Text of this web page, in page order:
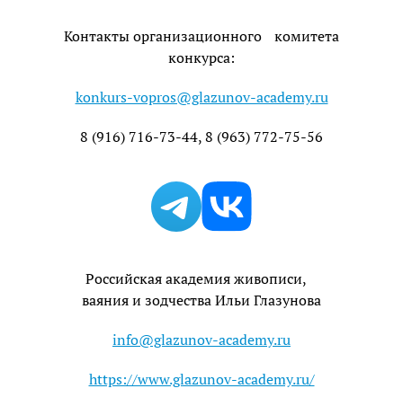
Контакты организационного комитета
конкурса:
konkurs-vopros@glazunov-academy.ru
8 (916) 716-73-44, 8 (963) 772-75-56
Телеграм
Вк
Российская академия живописи,
ваяния и зодчества Ильи Глазунова
info@glazunov-academy.ru
https://www.glazunov-academy.ru/